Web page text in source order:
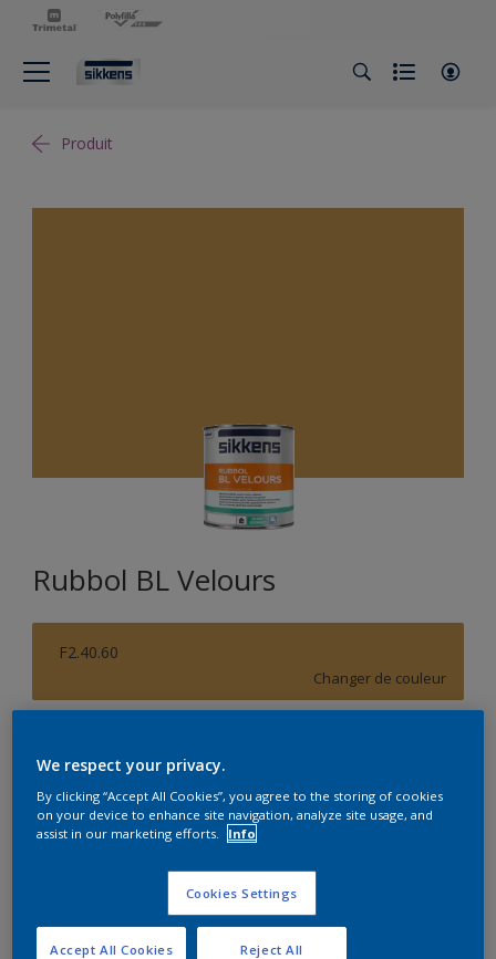
Produit
Rubbol BL Velours
F2.40.60
Changer de couleur
1L
Quantité Calculateur de peinture
Calculer
We respect your privacy.
By clicking “Accept All Cookies”, you agree to the storing of cookies
on your device to enhance site navigation, analyze site usage, and
assist in our marketing efforts.
Info
Cookies Settings
Reject All
Accept All Cookies